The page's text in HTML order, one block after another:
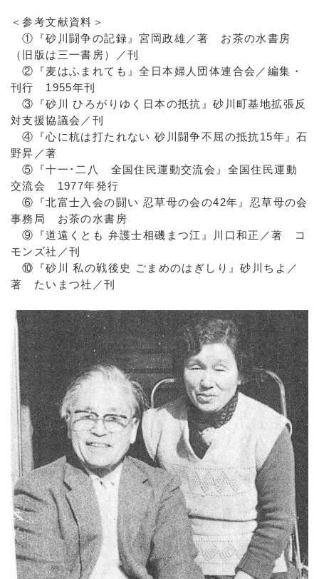
＜参考文献資料＞
①『砂川闘争の記録』宮岡政雄／著 お茶の水書房
（旧版は三一書房）／刊
②『麦はふまれても』全日本婦人団体連合会／編集・
刊行 1955年刊
③『砂川 ひろがりゆく日本の抵抗』砂川町基地拡張反
対支援協議会／刊
④『心に杭は打たれない 砂川闘争不屈の抵抗15年』石
野昇／著
⑤『十一･二八 全国住民運動交流会』全国住民運動
交流会 1977年発行
⑥『北富士入会の闘い 忍草母の会の42年』忍草母の会
事務局 お茶の水書房
⑨『道遠くとも 弁護士相磯まつ江』川口和正／著 コ
モンズ社／刊
⑩『砂川 私の戦後史 ごまめのはぎしり』砂川ちよ／
著 たいまつ社／刊